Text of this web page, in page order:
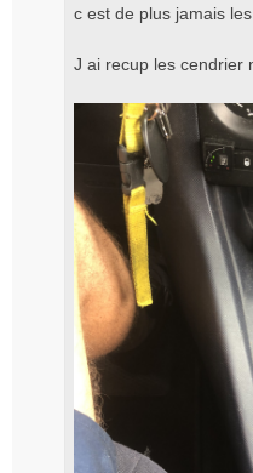
c est de plus jamais
J ai recup les cendrier